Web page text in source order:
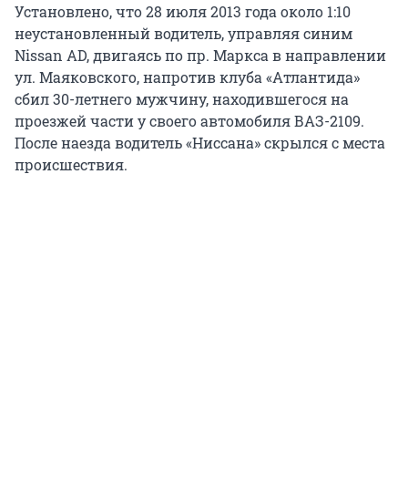
Установлено, что 28 июля 2013 года около 1:10
неустановленный водитель, управляя синим
Nissan AD, двигаясь по пр. Маркса в направлении
ул. Маяковского, напротив клуба «Атлантида»
сбил 30-летнего мужчину, находившегося на
проезжей части у своего автомобиля ВАЗ-2109.
После наезда водитель «Ниссана» скрылся с места
происшествия.